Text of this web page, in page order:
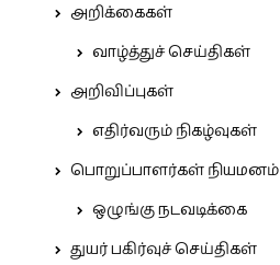
அறிக்கைகள்
வாழ்த்துச் செய்திகள்
அறிவிப்புகள்
எதிர்வரும் நிகழ்வுகள்
பொறுப்பாளர்கள் நியமனம்
ஒழுங்கு நடவடிக்கை
துயர் பகிர்வுச் செய்திகள்